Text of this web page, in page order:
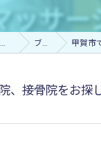
甲賀の整骨院なら寺庄整骨院 ブログ 甲賀市で整
、接骨院をお探